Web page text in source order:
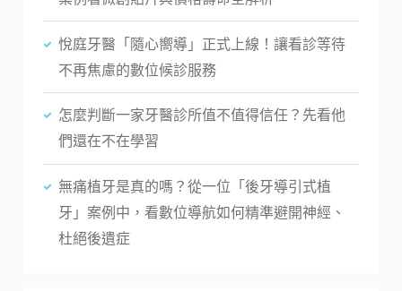
悅庭牙醫「隨心嚮導」正式上線！讓看診等待
不再焦慮的數位候診服務
怎麼判斷一家牙醫診所值不值得信任？先看他
們還在不在學習
無痛植牙是真的嗎？從一位「後牙導引式植
牙」案例中，看數位導航如何精準避開神經、
杜絕後遺症